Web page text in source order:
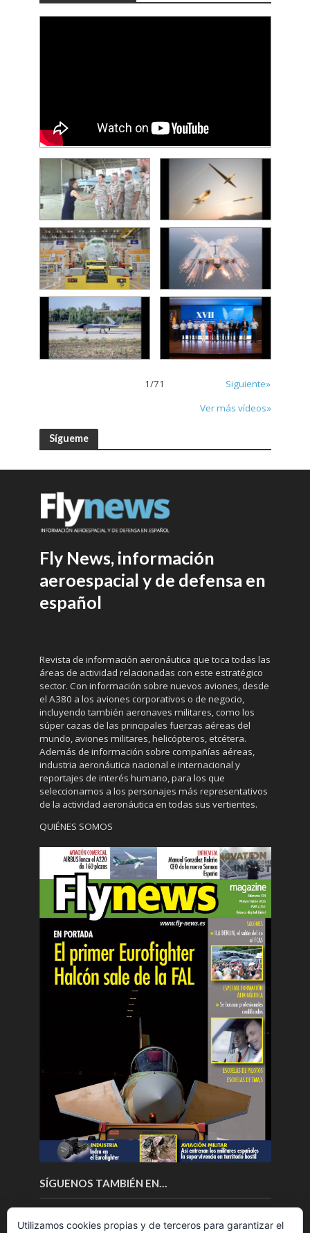
1/71
Siguiente»
Ver más vídeos»
Sígueme
Fly News, información
aeroespacial y de defensa en
español
Revista de información aeronáutica que toca todas las
áreas de actividad relacionadas con este estratégico
sector. Con información sobre nuevos aviones, desde
el A380 a los aviones corporativos o de negocio,
incluyendo también aeronaves militares, como los
súper cazas de las principales fuerzas aéreas del
mundo, aviones militares, helicópteros, etcétera.
Además de información sobre compañías aéreas,
industria aeronáutica nacional e internacional y
reportajes de interés humano, para los que
seleccionamos a los personajes más representativos
de la actividad aeronáutica en todas sus vertientes.
QUIÉNES SOMOS
SÍGUENOS TAMBIÉN EN…
Utilizamos cookies propias y de terceros para garantizar el